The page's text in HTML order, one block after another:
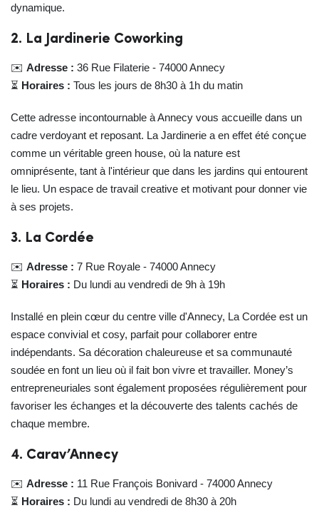
dynamique.
2. La Jardinerie Coworking
✉️ Adresse : 36 Rue Filaterie - 74000 Annecy
⏳ Horaires : Tous les jours de 8h30 à 1h du matin
Cette adresse incontournable à Annecy vous accueille dans un
cadre verdoyant et reposant. La Jardinerie a en effet été conçue
comme un véritable green house, où la nature est
omniprésente, tant à l'intérieur que dans les jardins qui entourent
le lieu. Un espace de travail creative et motivant pour donner vie
à ses projets.
3. La Cordée
✉️ Adresse : 7 Rue Royale - 74000 Annecy
⏳ Horaires : Du lundi au vendredi de 9h à 19h
Installé en plein cœur du centre ville d'Annecy, La Cordée est un
espace convivial et cosy, parfait pour collaborer entre
indépendants. Sa décoration chaleureuse et sa communauté
soudée en font un lieu où il fait bon vivre et travailler. Money’s
entrepreneuriales sont également proposées régulièrement pour
favoriser les échanges et la découverte des talents cachés de
chaque membre.
4. Carav’Annecy
✉️ Adresse : 11 Rue François Bonivard - 74000 Annecy
⏳ Horaires : Du lundi au vendredi de 8h30 à 20h